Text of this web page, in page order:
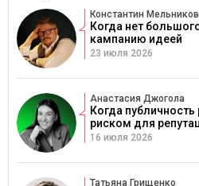
Константин Мельников
Когда нет
кампанию идеей
23 июля 2026
Анастасия Джогола
Когда публичность
риском для
16 июля 2026
Татьяна Грищенко